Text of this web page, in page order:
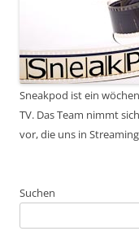
Sneakpod ist ein
TV. Das Team nimmt
vor, die uns in
Suchen